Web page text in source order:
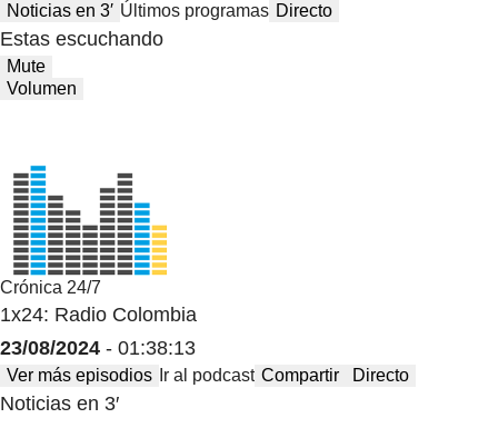
Noticias en 3′ Últimos programas Directo
Estas escuchando
Mute
Volumen
Crónica 24/7
1x24: Radio Colombia
23/08/2024 - 01:38:13
Ver más episodios Ir al podcast Compartir Directo
Noticias en 3′